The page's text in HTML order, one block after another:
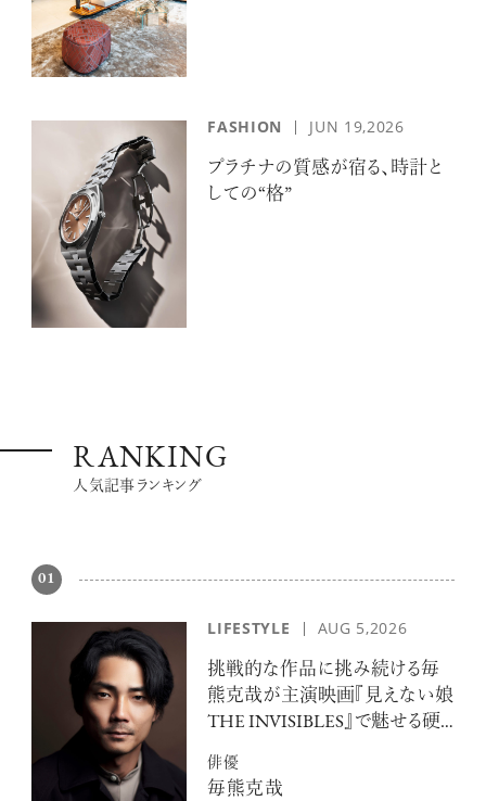
FASHION JUN 19,2026
プラチナの質感が宿る、時計と
しての“格”
RANKING
人気記事ランキング
01
LIFESTYLE AUG 5,2026
挑戦的な作品に挑み続ける毎
熊克哉が主演映画『見えない娘
THE INVISIBLES』で魅せる硬
俳優
毎熊克哉